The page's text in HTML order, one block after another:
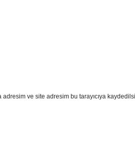
adresim ve site adresim bu tarayıcıya